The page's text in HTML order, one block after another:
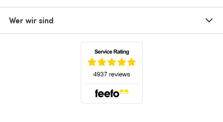
Wer wir sind